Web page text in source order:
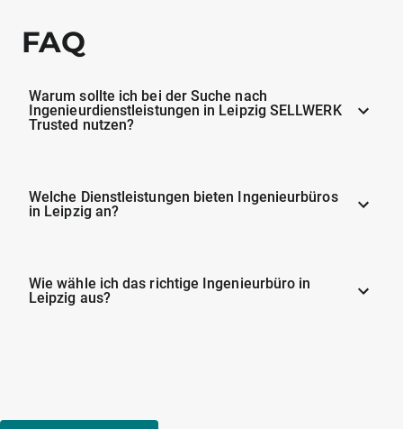
FAQ
Warum sollte ich bei der Suche nach
Ingenieurdienstleistungen in Leipzig SELLWERK
Trusted nutzen?
Welche Dienstleistungen bieten Ingenieurbüros
in Leipzig an?
Wie wähle ich das richtige Ingenieurbüro in
Leipzig aus?